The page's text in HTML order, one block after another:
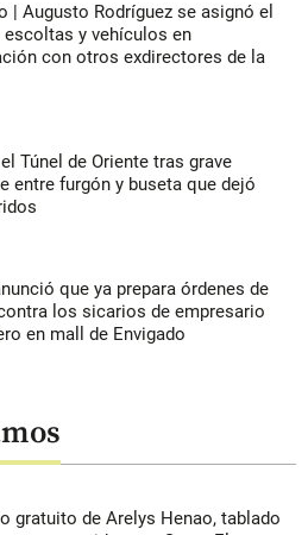
| Augusto Rodríguez se asignó el
escoltas y vehículos en
con otros exdirectores de la
Túnel de Oriente tras grave
entre furgón y buseta que dejó
que ya prepara órdenes de
los sicarios de empresario
en mall de Envigado
gratuito de Arelys Henao, tablado